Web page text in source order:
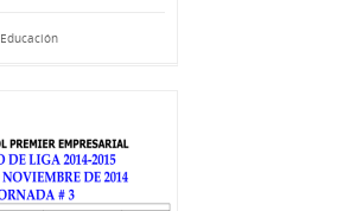
Educación